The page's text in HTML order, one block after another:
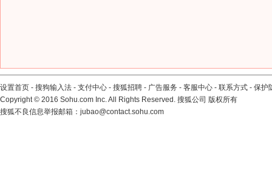
设置首页 - 搜狗输入法 - 支付中心 - 搜狐招聘 - 广告服务 - 客服中心 - 联系方式 - 保护
Copyright© 2016 Sohu.com Inc. All Rights Reserved. 搜狐公司 版权所有
搜狐不良信息举报邮箱： jubao@contact.sohu.com